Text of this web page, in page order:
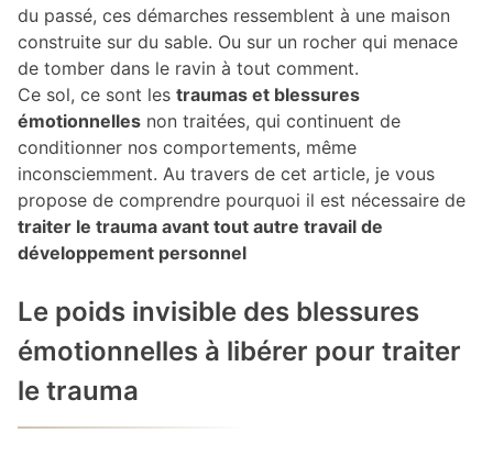
du passé, ces démarches ressemblent à une maison
construite sur du sable. Ou sur un rocher qui menace
de tomber dans le ravin à tout comment.
Ce sol, ce sont les traumas et blessures
émotionnelles non traitées, qui continuent de
conditionner nos comportements, même
inconsciemment. Au travers de cet article, je vous
propose de comprendre pourquoi il est nécessaire de
traiter le trauma avant tout autre travail de
développement personnel
Le poids invisible des blessures
émotionnelles à libérer pour traiter
le trauma